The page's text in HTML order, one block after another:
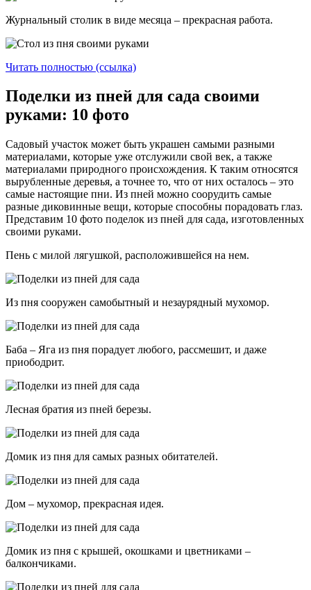
Журнальный столик в виде месяца – прекрасная работа.
Читать полностью (ссылка)
Поделки из пней для сада своими
руками: 10 фото
Садовый участок может быть украшен самыми разными
материалами, которые уже отслужили свой век, а также
материалами природного происхождения. К таким относятся
вырубленные деревья, а точнее то, что от них осталось – это
самые настоящие пни. Из пней можно соорудить самые
разные диковинные вещи, которые способны порадовать глаз.
Представим 10 фото поделок из пней для сада, изготовленных
своими руками.
Пень с милой лягушкой, расположившейся на нем.
Из пня сооружен самобытный и незаурядный мухомор.
Баба – Яга из пня порадует любого, рассмешит, и даже
приободрит.
Лесная братия из пней березы.
Домик из пня для самых разных обитателей.
Дом – мухомор, прекрасная идея.
Домик из пня с крышей, окошками и цветниками –
балкончиками.